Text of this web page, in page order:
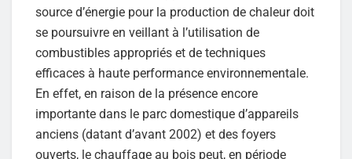
source d’énergie pour la production de chaleur doit
se poursuivre en veillant à l’utilisation de
combustibles appropriés et de techniques
efficaces à haute performance environnementale.
En effet, en raison de la présence encore
importante dans le parc domestique d’appareils
anciens (datant d’avant 2002) et des foyers
ouverts, le chauffage au bois peut, en période